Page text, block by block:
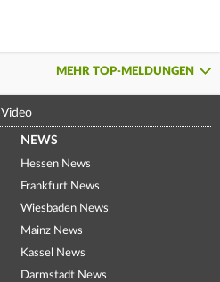
MEHR TOP-MELDUNGEN
Video
NEWS
Hessen News
Frankfurt News
Wiesbaden News
Mainz News
Kassel News
Darmstadt News